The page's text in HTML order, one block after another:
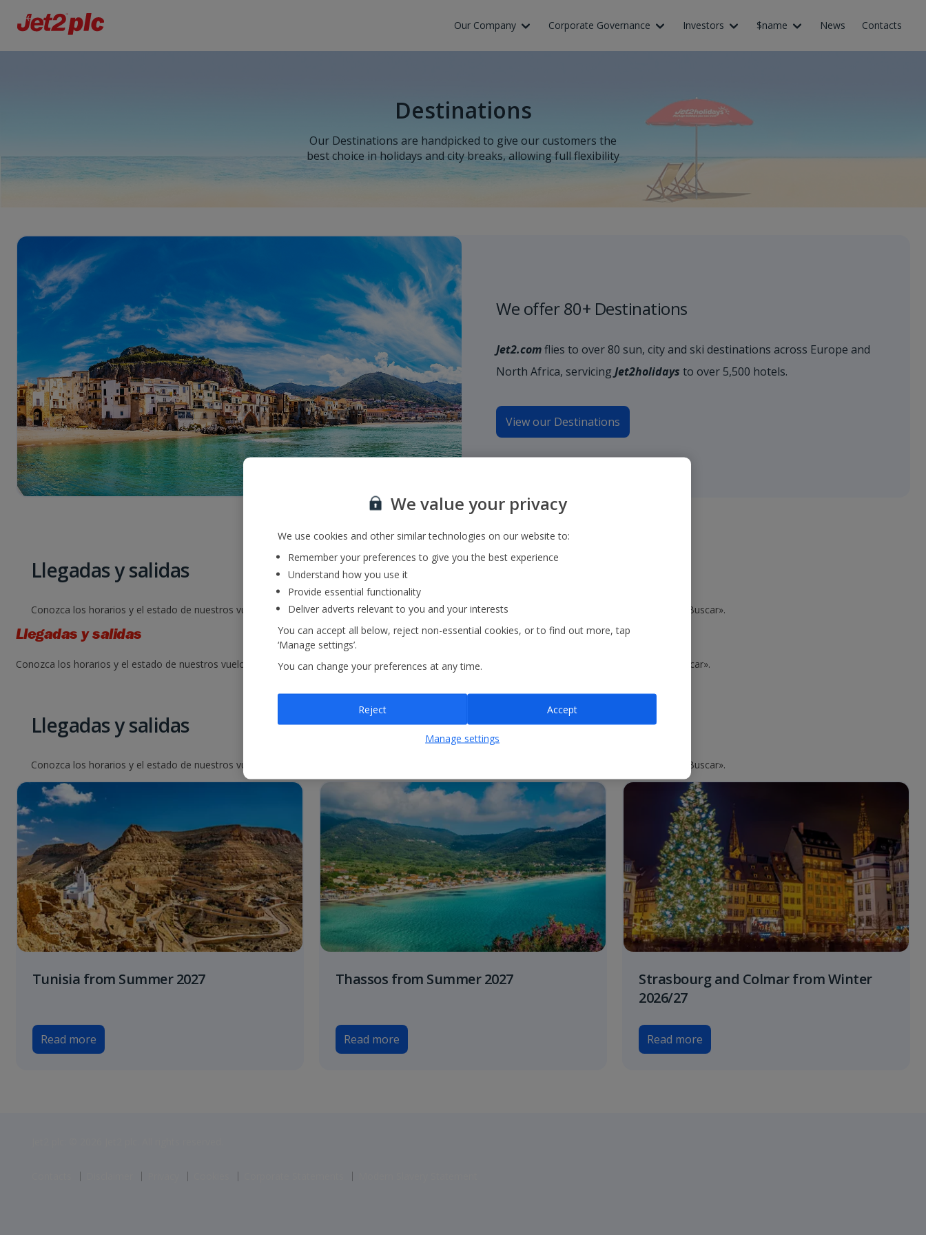
Our Company Corporate Governance Investors $name News Contacts
Destinations
Our Destinations are handpicked to give our customers the
best choice in holidays and city breaks, allowing full flexibility
We offer 80+ Destinations
Jet2.comflies to over 80 sun, city and ski destinations across Europe and
North Africa, servicing Jet2holidays to over 5,500 hotels.
View our Destinations
Llegadas y salidas
Conozca los horarios y el estado de nuestros vuelos. Para ello, indique el aeropuerto de origen y destino o bien el número de vuelo y haga clic en «Buscar».
Llegadas y salidas
Conozca los horarios y el estado de nuestros vuelos. Para ello, indique el aeropuerto de origen y destino o bien el número de vuelo y haga clic en «Buscar».
Llegadas y salidas
Conozca los horarios y el estado de nuestros vuelos. Para ello, indique el aeropuerto de origen y destino o bien el número de vuelo y haga clic en «Buscar».
Tunisia from Summer 2027
Read more
Thassos from Summer 2027
Read more
Strasbourg and Colmar from Winter
2026/27
Read more
We value your privacy
We use cookies and other similar technologies on our website to:
Remember your preferences to give you the best experience
Understand how you use it
Provide essential functionality
Deliver adverts relevant to you and your interests
You can accept all below, reject non-essential cookies, or to find out more, tap
‘Manage settings’.
You can change your preferences at any time.
Reject Accept
Manage settings